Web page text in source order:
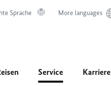
Sprache More languages
Service Karriere